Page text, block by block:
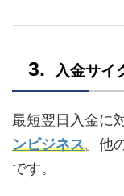
入金サイ
最短翌日入金に
ンビジネス。他
です。